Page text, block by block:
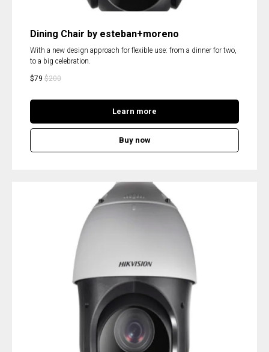
Dining Chair by esteban+moreno
With a new design approach for flexible use: from a dinner for two,
to a big celebration.
$79 $200
Learn more
Buy now